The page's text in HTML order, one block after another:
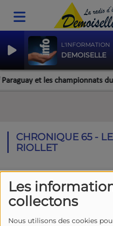
Les
collectons
Nous utilisons des cookies
L'INFORMATION
DEMOISELLE
et les championnats du
CHRONIQUE 65 -
RIOLLET